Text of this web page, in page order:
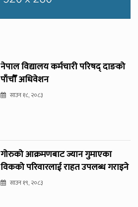
नेपाल विद्यालय कर्मचारी परिषद् दाङको
पाँचौँ अधिवेशन
साउन १८, २०८३
गोरुको आक्रमणबाट ज्यान गुमाएका
विकको परिवारलाई राहत उपलब्ध गराइने
साउन १९, २०८३